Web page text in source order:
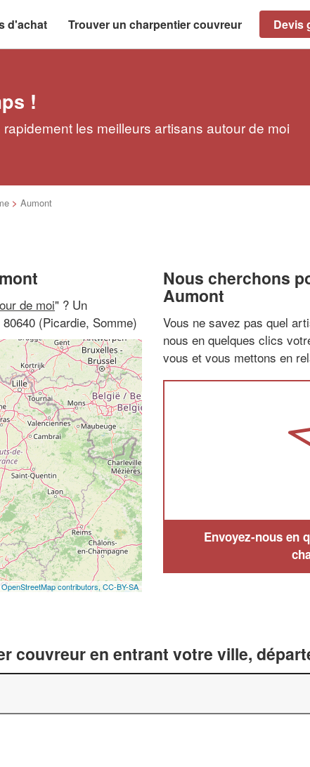
d'achat Trouver un charpentier couvreur Devis
!
les meilleurs artisans autour de moi
> Aumont
de moi" ? Un
(Picardie, Somme)
OpenStreetMap contributors, CC-BY-SA
Nous cherchons
Aumont
Vous ne savez pas quel
nous en quelques clics
vous et vous mettons en
Envoyez-nous en
couvreur en entrant votre ville,